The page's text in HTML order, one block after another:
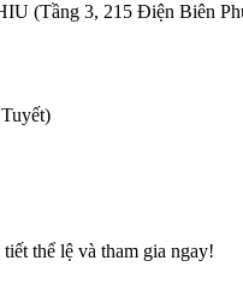
(Tầng 3, 215 Điện Biên
thể lệ và tham gia ngay!